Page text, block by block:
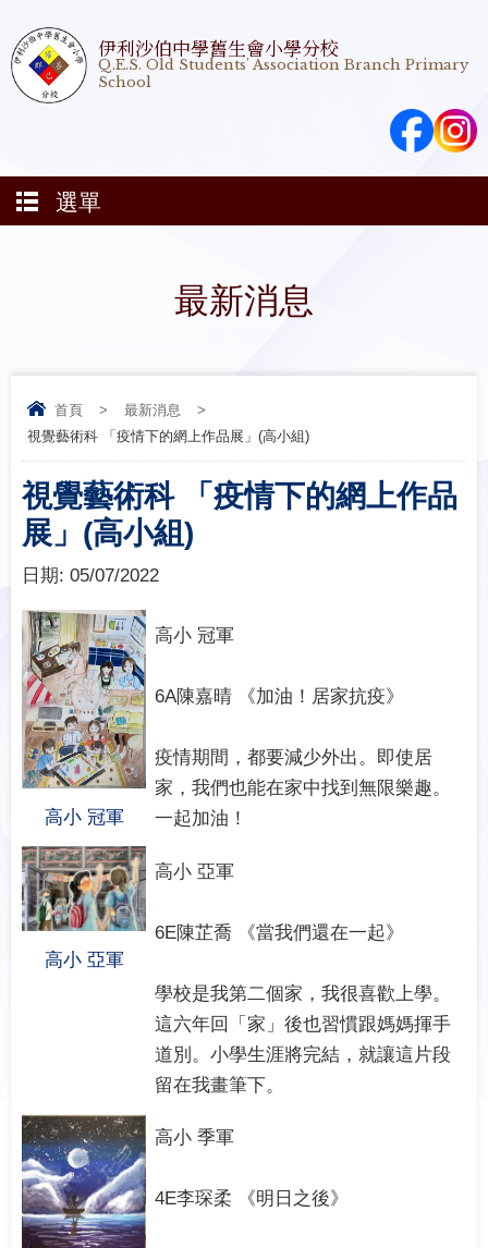
伊利沙伯中學舊生會小學分校
Q.E.S. Old Students' Association Branch Primary
School
選單
最新消息
首頁 > 最新消息
>
視覺藝術科 「疫情下的網上作品展」(高小組)
視覺藝術科 「疫情下的網上作品
展」(高小組)
日期: 05/07/2022
高小 冠軍
高小 冠軍
6A陳嘉晴 《加油！居家抗疫》
疫情期間，都要減少外出。即使居
家，我們也能在家中找到無限樂趣。
一起加油！
高小 亞軍
高小 亞軍
6E陳芷喬 《當我們還在一起》
學校是我第二個家，我很喜歡上學。
這六年回「家」後也習慣跟媽媽揮手
道別。小學生涯將完結，就讓這片段
留在我畫筆下。
高小 季軍
4E李琛柔 《明日之後》